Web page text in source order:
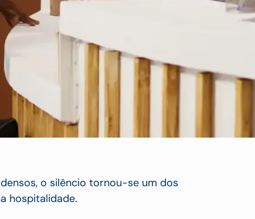
o silêncio tornou-se um dos
hospitalidade.